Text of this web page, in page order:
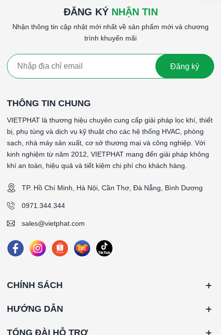
ĐĂNG KÝ NHẬN TIN
Nhận thông tin cập nhật mới nhất về sản phẩm mới và chương
trình khuyến mãi
Đăng ký
THÔNG TIN CHUNG
VIETPHAT là thương hiệu chuyên cung cấp giải pháp lọc khí, thiết
bị, phụ tùng và dịch vụ kỹ thuật cho các hệ thống HVAC, phòng
sạch, nhà máy sản xuất, cơ sở thương mại và công nghiệp. Với
kinh nghiệm từ năm 2012, VIETPHAT mang đến giải pháp không
khí an toàn, hiệu quả và tiết kiệm chi phí cho khách hàng.
TP. Hồ Chí Minh, Hà Nội, Cần Thơ, Đà Nẵng, Bình Dương
0971.344.344
sales@vietphat.com
CHÍNH SÁCH
HƯỚNG DẪN
TỔNG ĐÀI HỖ TRỢ